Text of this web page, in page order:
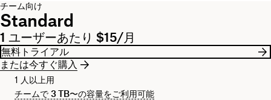
チーム向け
Standard
1 ユーザーあたり $15/月
無料トライアル
または今すぐ購入
1 人以上用
チームで 3 TB〜の容量をご利用可能